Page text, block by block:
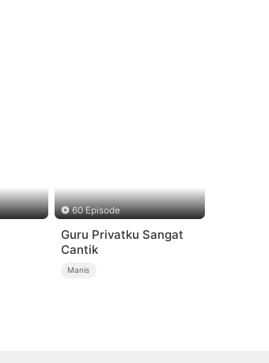
60 Episode
Guru Privatku Sangat
Cantik
Manis